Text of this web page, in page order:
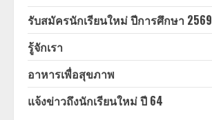
รับสมัครนักเรียนใหม่ ปีการศึกษา 2569
รู้จักเรา
อาหารเพื่อสุขภาพ
แจ้งข่าวถึงนักเรียนใหม่ ปี 64